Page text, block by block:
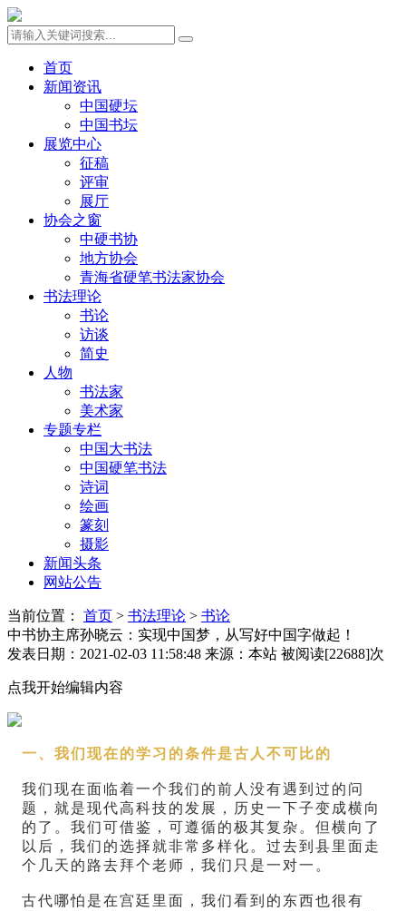
首页
新闻资讯
中国硬坛
中国书坛
展览中心
征稿
评审
展厅
协会之窗
中硬书协
地方协会
青海省硬笔书法家协会
书法理论
书论
访谈
简史
人物
书法家
美术家
专题专栏
中国大书法
中国硬笔书法
诗词
绘画
篆刻
摄影
新闻头条
网站公告
当前位置： 首页 > 书法理论 > 书论
中书协主席孙晓云：实现中国梦，从写好中国字做起！
发表日期：2021-02-03 11:58:48 来源：本站 被阅读[22688]次
点我开始编辑内容
一、我们现在的学习的条件是古人不可比的
我们现在面临着一个我们的前人没有遇到过的问
题，就是现代高科技的发展，历史一下子变成横向
的了。我们可借鉴，可遵循的极其复杂。但横向了
以后，我们的选择就非常多样化。过去到县里面走
个几天的路去拜个老师，我们只是一对一。
古代哪怕是在宫廷里面，我们看到的东西也很有